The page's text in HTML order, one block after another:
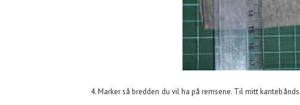
4. Marker så bredden du vil ha på remsene. Til mitt